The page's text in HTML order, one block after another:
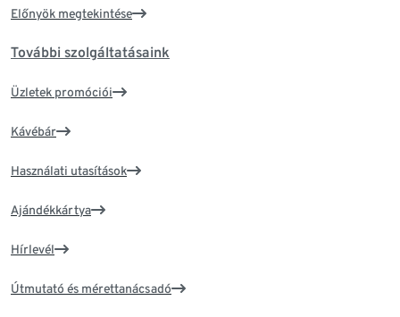
Előnyök megtekintése
További szolgáltatásaink
Üzletek promóciói
Kávébár
Használati utasítások
Ajándékkártya
Hírlevél
Útmutató és mérettanácsadó